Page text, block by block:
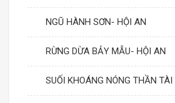
NGŨ HÀNH SƠN- HỘI AN
RỪNG DỪA BẢY MẪU- HỘI AN
SUỐI KHOÁNG NÓNG THẦN TÀI